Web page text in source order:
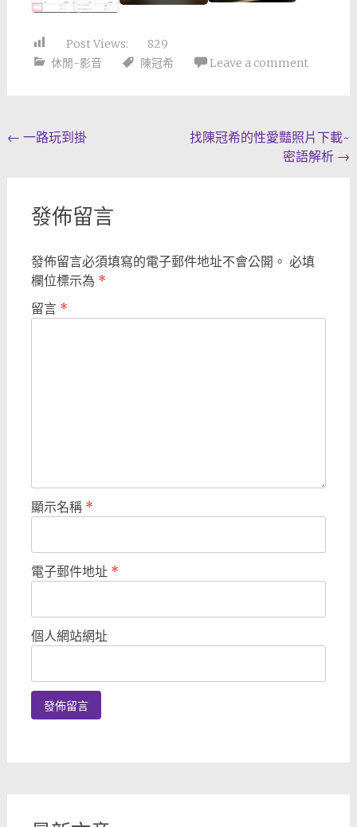
Post Views:
829
休閒-影音
陳冠希 Leave a comment
Post
← 一路玩到掛
找陳冠希的性愛豔照片下載~
密語解析 →
發佈留言
發佈留言必須填寫的電子郵件地址不會公開。 必填
欄位標示為 *
留言 *
顯示名稱 *
電子郵件地址 *
個人網站網址